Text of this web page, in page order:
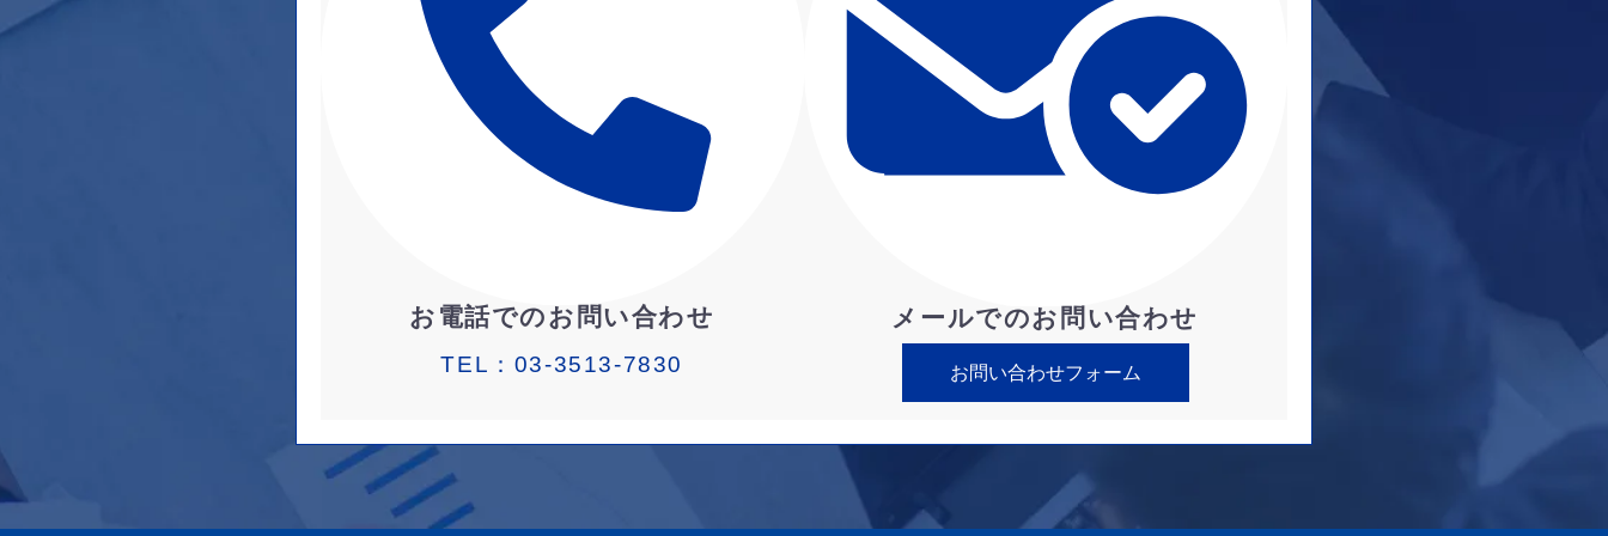
お電話でのお問い合わせ
TEL： 03-3513-7830
メールでのお問い合わせ
お問い合わせフォーム